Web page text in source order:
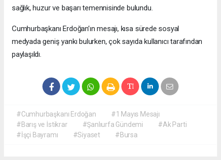
sağlık, huzur ve başarı temennisinde bulundu.
Cumhurbaşkanı Erdoğan’ın mesajı, kısa sürede sosyal
medyada geniş yankı bulurken, çok sayıda kullanıcı tarafından
paylaşıldı.
#Cumhurbaşkanı Erdoğan
#1 Mayıs Mesajı
#Barış ve İstikrar
#Şanlıurfa Gündemi
#Ak Parti
#İşçi Bayramı
#Siyaset #Bursa